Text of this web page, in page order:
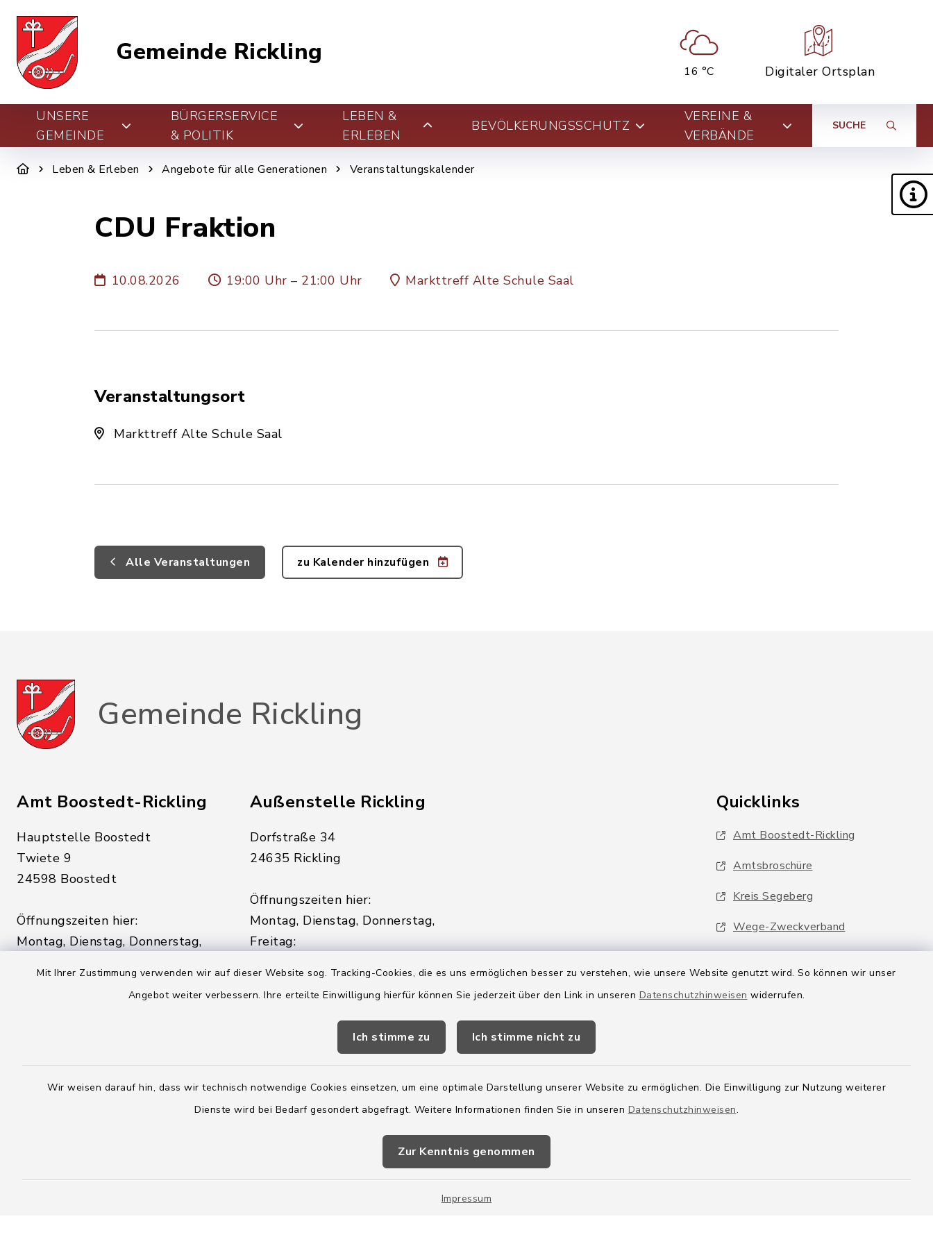
Mit Ihrer Zustimmung verwenden wir auf dieser Website sog. Tracking-Cookies, die es uns ermöglichen besser zu verstehen, wie unsere Website genutzt wird. So können wir unser
Angebot weiter verbessern. Ihre erteilte Einwilligung hierfür können Sie jederzeit über den Link in unseren Datenschutzhinweisen widerrufen.
Ich stimme zu Ich stimme nicht zu
Wir weisen darauf hin, dass wir technisch notwendige Cookies einsetzen, um eine optimale Darstellung unserer Website zu ermöglichen. Die Einwilligung zur Nutzung weiterer
Dienste wird bei Bedarf gesondert abgefragt. Weitere Informationen finden Sie in unseren Datenschutzhinweisen.
Zur Kenntnis genommen
Impressum
Gemeinde Rickling
16 °C Digitaler Ortsplan
UNSERE
GEMEINDE
BÜRGERSERVICE
& POLITIK
LEBEN &
ERLEBEN
BEVÖLKERUNGSSCHUTZ
VEREINE &
VERBÄNDE
SUCHE
Leben & Erleben Angebote für alle Generationen Veranstaltungskalender
CDU Fraktion
10.08.2026 19:00 Uhr – 21:00 Uhr Markttreff Alte Schule Saal
Veranstaltungsort
Markttreff Alte Schule Saal
Alle Veranstaltungen zu Kalender hinzufügen
Gemeinde Rickling
Amt Boostedt-Rickling
Hauptstelle Boostedt
Twiete 9
24598 Boostedt
Öffnungszeiten hier:
Montag, Dienstag, Donnerstag,
Außenstelle Rickling
Dorfstraße 34
24635 Rickling
Öffnungszeiten hier:
Montag, Dienstag, Donnerstag,
Freitag:
sowie zusätzlich am Donnerstag:
14:00 - 18:00 Uhr
04328 179-0
rickling.de
Quicklinks
Amt Boostedt-Rickling
Amtsbroschüre
Kreis Segeberg
Wege-Zweckverband